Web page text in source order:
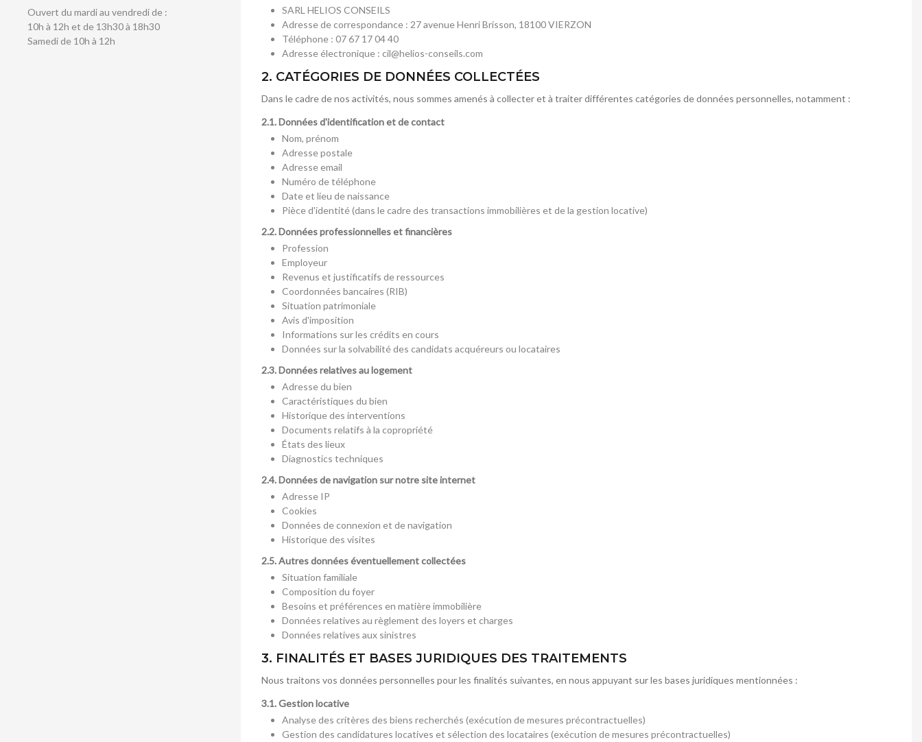
Ouvert du mardi au vendredi de :
10h à 12h et de 13h30 à 18h30
Samedi de 10h à 12h
SARL HELIOS CONSEILS
Adresse de correspondance : 27 avenue Henri Brisson, 18100 VIERZON
Téléphone : 07 67 17 04 40
Adresse électronique : cil@helios-conseils.com
2. CATÉGORIES DE DONNÉES COLLECTÉES
Dans le cadre de nos activités, nous sommes amenés à collecter et à traiter différentes catégories de données personnelles, notamment :
2.1. Données d'identification et de contact
Nom, prénom
Adresse postale
Adresse email
Numéro de téléphone
Date et lieu de naissance
Pièce d'identité (dans le cadre des transactions immobilières et de la gestion locative)
2.2. Données professionnelles et financières
Profession
Employeur
Revenus et justificatifs de ressources
Coordonnées bancaires (RIB)
Situation patrimoniale
Avis d'imposition
Informations sur les crédits en cours
Données sur la solvabilité des candidats acquéreurs ou locataires
2.3. Données relatives au logement
Adresse du bien
Caractéristiques du bien
Historique des interventions
Documents relatifs à la copropriété
États des lieux
Diagnostics techniques
2.4. Données de navigation sur notre site internet
Adresse IP
Cookies
Données de connexion et de navigation
Historique des visites
2.5. Autres données éventuellement collectées
Situation familiale
Composition du foyer
Besoins et préférences en matière immobilière
Données relatives au règlement des loyers et charges
Données relatives aux sinistres
3. FINALITÉS ET BASES JURIDIQUES DES TRAITEMENTS
Nous traitons vos données personnelles pour les finalités suivantes, en nous appuyant sur les bases juridiques mentionnées :
3.1. Gestion locative
Analyse des critères des biens recherchés (exécution de mesures précontractuelles)
Gestion des candidatures locatives et sélection des locataires (exécution de mesures précontractuelles)